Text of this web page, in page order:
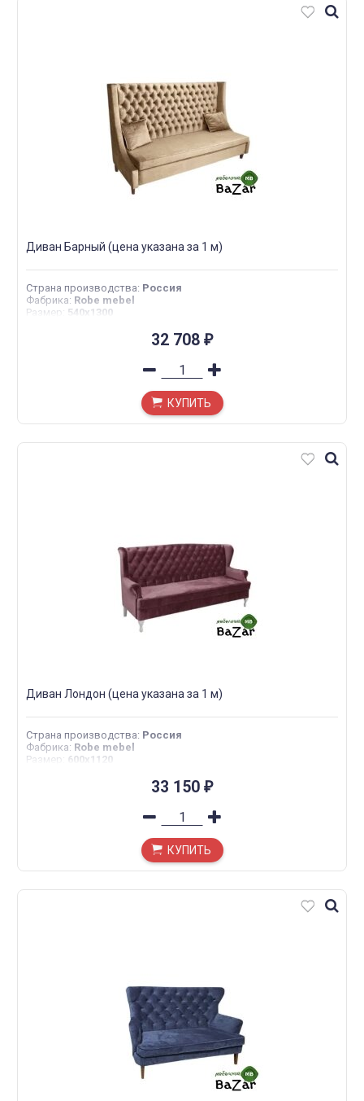
Диван Барный (цена указана за 1 м)
Страна производства: Россия
Фабрика: Robe mebel
Размер : 540х1300
32 708 ₽
КУПИТЬ
Диван Лондон (цена указана за 1 м)
Страна производства: Россия
Фабрика: Robe mebel
Размер : 600х1120
33 150 ₽
КУПИТЬ